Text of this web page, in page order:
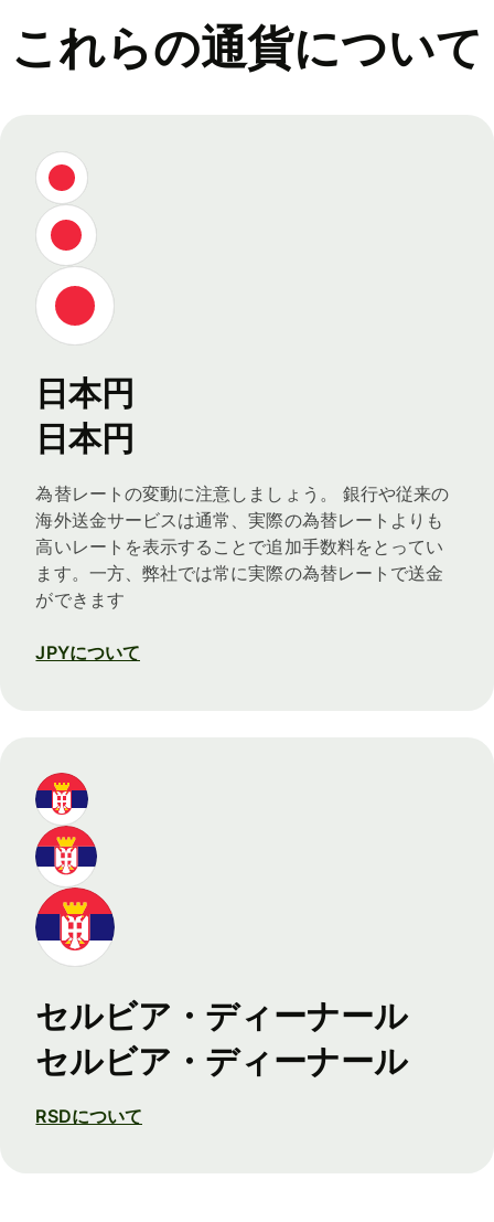
これらの通貨について
日本円
日本円
為替レートの変動に注意しましょう。 銀行や従来の
海外送金サービスは通常、実際の為替レートよりも
高いレートを表示することで追加手数料をとってい
ます。一方、弊社では常に実際の為替レートで送金
ができます
JPYについて
セルビア・ディーナール
セルビア・ディーナール
RSDについて